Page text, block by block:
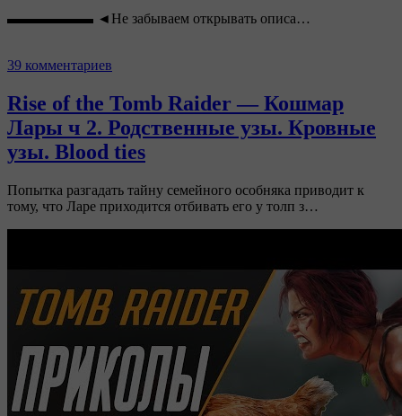
▬▬▬▬▬▬ ◄Не забываем открывать описа…
39 комментариев
Rise of the Tomb Raider — Кошмар
Лары ч 2. Родственные узы. Кровные
узы. Blood ties
Попытка разгадать тайну семейного особняка приводит к
тому, что Ларе приходится отбивать его у толп з…